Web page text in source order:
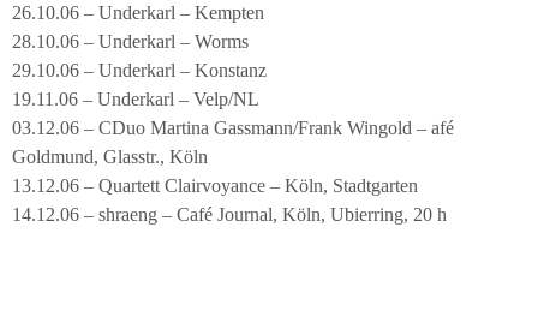
26.10.06 – Underkarl – Kempten
28.10.06 – Underkarl – Worms
29.10.06 – Underkarl – Konstanz
19.11.06 – Underkarl – Velp/NL
03.12.06 – CDuo Martina Gassmann/Frank Wingold – afé
Goldmund, Glasstr., Köln
13.12.06 – Quartett Clairvoyance – Köln, Stadtgarten
14.12.06 – shraeng – Café Journal, Köln, Ubierring, 20 h